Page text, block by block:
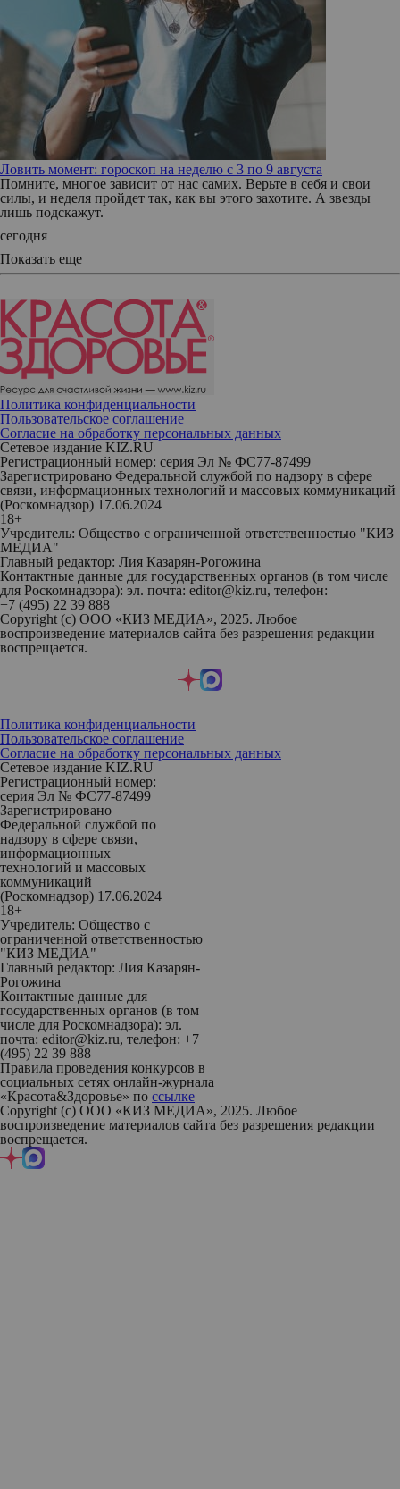
Ловить момент: гороскоп на неделю с 3 по 9 августа
Помните, многое зависит от нас самих. Верьте в себя и свои
силы, и неделя пройдет так, как вы этого захотите. А звезды
лишь подскажут.
сегодня
Показать еще
Политика конфиденциальности
Пользовательское соглашение
Согласие на обработку персональных данных
Сетевое издание KIZ.RU
Регистрационный номер: серия Эл № ФС77-87499
Зарегистрировано Федеральной службой по надзору в сфере
связи, информационных технологий и массовых коммуникаций
(Роскомнадзор) 17.06.2024
18+
Учредитель: Общество с ограниченной ответственностью "КИЗ
МЕДИА"
Главный редактор: Лия Казарян-Рогожина
Контактные данные для государственных органов (в том числе
для Роскомнадзора): эл. почта: editor@kiz.ru, телефон:
+7 (495) 22 39 888
Copyright (с) ООО «КИЗ МЕДИА», 2025. Любое
воспроизведение материалов сайта без разрешения редакции
воспрещается.
Политика конфиденциальности
Пользовательское соглашение
Согласие на обработку персональных данных
Сетевое издание KIZ.RU
Регистрационный номер:
серия Эл № ФС77-87499
Зарегистрировано
Федеральной службой по
надзору в сфере связи,
информационных
технологий и массовых
коммуникаций
(Роскомнадзор) 17.06.2024
18+
Учредитель: Общество с
ограниченной ответственностью
"КИЗ МЕДИА"
Главный редактор: Лия Казарян-
Рогожина
Контактные данные для
государственных органов (в том
числе для Роскомнадзора): эл.
почта: editor@kiz.ru, телефон: +7
(495) 22 39 888
Правила проведения конкурсов в
социальных сетях онлайн-журнала
«Красота&Здоровье» по ссылке
Copyright (с) ООО «КИЗ МЕДИА», 2025. Любое
воспроизведение материалов сайта без разрешения редакции
воспрещается.